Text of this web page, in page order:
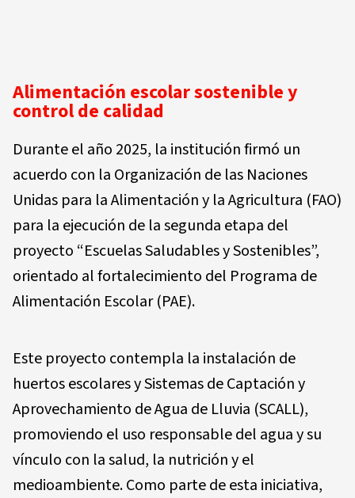
Alimentación escolar sostenible y
control de calidad
Durante el año 2025, la institución firmó un
acuerdo con la Organización de las Naciones
Unidas para la Alimentación y la Agricultura (FAO)
para la ejecución de la segunda etapa del
proyecto “Escuelas Saludables y Sostenibles”,
orientado al fortalecimiento del Programa de
Alimentación Escolar (PAE).
Este proyecto contempla la instalación de
huertos escolares y Sistemas de Captación y
Aprovechamiento de Agua de Lluvia (SCALL),
promoviendo el uso responsable del agua y su
vínculo con la salud, la nutrición y el
medioambiente. Como parte de esta iniciativa,